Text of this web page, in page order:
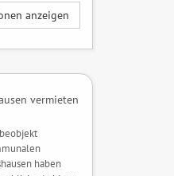
anzeigen
vermieten
haben